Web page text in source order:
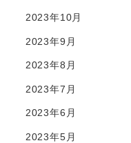
2023年10月
2023年9月
2023年8月
2023年7月
2023年6月
2023年5月